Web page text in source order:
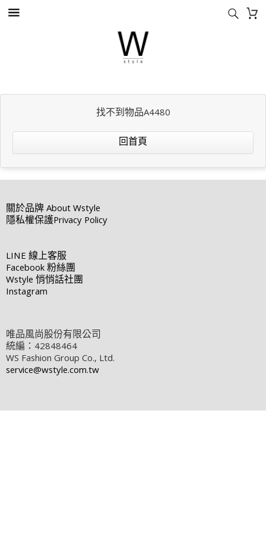
找不到物品A4480
回首頁
關於品牌About Wstyle
隱私權保護Privacy Policy
LINE線上客服
Facebook粉絲團
Wstyle悄悄話社團
Instagram
唯品風尚股份有限公司
統編：42848464
WS Fashion Group Co., Ltd.
service@wstyle.com.tw